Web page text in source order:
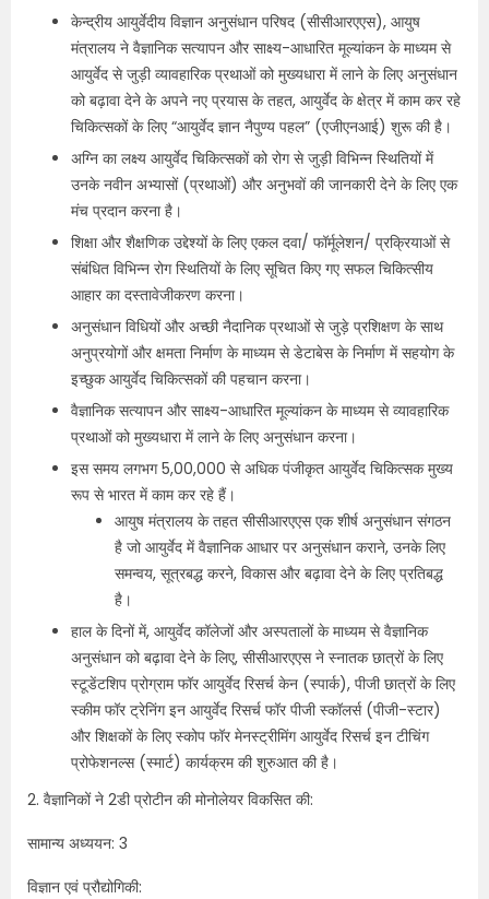
केन्द्रीय आयुर्वेदीय विज्ञान अनुसंधान परिषद (सीसीआरएएस), आयुष
मंत्रालय ने वैज्ञानिक सत्यापन और साक्ष्य-आधारित मूल्यांकन के माध्यम से
आयुर्वेद से जुड़ी व्यावहारिक प्रथाओं को मुख्यधारा में लाने के लिए अनुसंधान
को बढ़ावा देने के अपने नए प्रयास के तहत, आयुर्वेद के क्षेत्र में काम कर रहे
चिकित्सकों के लिए “आयुर्वेद ज्ञान नैपुण्य पहल” (एजीएनआई) शुरू की है।
अग्नि का लक्ष्य आयुर्वेद चिकित्सकों को रोग से जुड़ी विभिन्न स्थितियों में
उनके नवीन अभ्यासों (प्रथाओं) और अनुभवों की जानकारी देने के लिए एक
मंच प्रदान करना है।
शिक्षा और शैक्षणिक उद्देश्यों के लिए एकल दवा/ फॉर्मूलेशन/ प्रक्रियाओं से
संबंधित विभिन्न रोग स्थितियों के लिए सूचित किए गए सफल चिकित्सीय
आहार का दस्तावेजीकरण करना।
अनुसंधान विधियों और अच्छी नैदानिक प्रथाओं से जुड़े प्रशिक्षण के साथ
अनुप्रयोगों और क्षमता निर्माण के माध्यम से डेटाबेस के निर्माण में सहयोग के
इच्छुक आयुर्वेद चिकित्सकों की पहचान करना।
वैज्ञानिक सत्यापन और साक्ष्य-आधारित मूल्यांकन के माध्यम से व्यावहारिक
प्रथाओं को मुख्यधारा में लाने के लिए अनुसंधान करना।
इस समय लगभग 5,00,000 से अधिक पंजीकृत आयुर्वेद चिकित्सक मुख्य
रूप से भारत में काम कर रहे हैं।
आयुष मंत्रालय के तहत सीसीआरएएस एक शीर्ष अनुसंधान संगठन
है जो आयुर्वेद में वैज्ञानिक आधार पर अनुसंधान कराने, उनके लिए
समन्वय, सूत्रबद्ध करने, विकास और बढ़ावा देने के लिए प्रतिबद्ध
है।
हाल के दिनों में, आयुर्वेद कॉलेजों और अस्पतालों के माध्यम से वैज्ञानिक
अनुसंधान को बढ़ावा देने के लिए, सीसीआरएएस ने स्नातक छात्रों के लिए
स्टूडेंटशिप प्रोग्राम फॉर आयुर्वेद रिसर्च केन (स्पार्क), पीजी छात्रों के लिए
स्कीम फॉर ट्रेनिंग इन आयुर्वेद रिसर्च फॉर पीजी स्कॉलर्स (पीजी-स्टार)
और शिक्षकों के लिए स्कोप फॉर मेनस्ट्रीमिंग आयुर्वेद रिसर्च इन टीचिंग
प्रोफेशनल्स (स्मार्ट) कार्यक्रम की शुरुआत की है।
2. वैज्ञानिकों ने 2डी प्रोटीन की मोनोलेयर विकसित की:
सामान्य अध्ययन: 3
विज्ञान एवं प्रौद्योगिकी: